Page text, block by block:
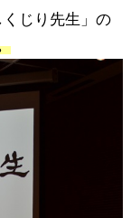
じり先生」の